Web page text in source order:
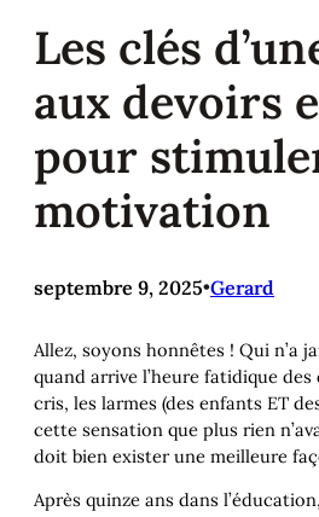
Les clés
aux devoirs
pour
motivation
septembre 9, 2025•Gerard
Allez, soyons honnêtes ! Qui n’a
quand arrive l’heure fatidique des
cris, les larmes (des enfants ET
cette sensation que plus rien
doit bien exister une meilleure
Après quinze ans dans